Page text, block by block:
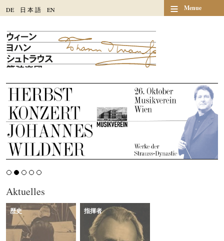
DE 日 本語 EN ≡ Menue
Aktuelles
歴史 指揮者